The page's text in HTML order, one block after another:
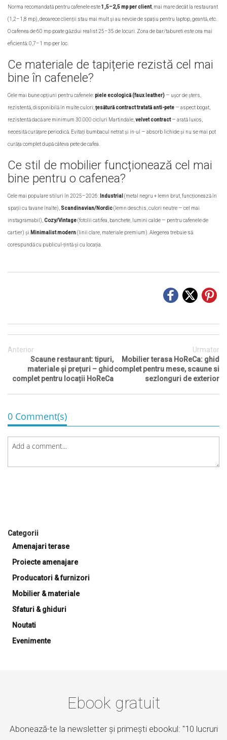
Norma recomandată pentru cafenele este1,5–2,5 mp per client, mai mare decât la restaurant
(1,2–1,8 mp), deoarece clienții stau mai mult și au nevoie de spațiu pentru laptop, geantă, etc.
O cafenea de 60 mp poate găzdui realist 25–35 de locuri. Zona de bar/tabureti este cea mai
eficientă: 0,7–1 mp per loc.
Ce materiale de tapițerie rezistă cel mai
bine în cafenele?
Cele mai bune opțiuni pentru cafenele:piele ecologică (faux leather)— ușor de șters,
rezistentă, disponibilă în multe culori;țesătură contract tratată anti-pete— aspect bogat,
rezistentă dacă are minimum 30.000 cicluri Martindale;velvet contract— arată luxos,
necesită curățare periodică. Evitați bumbacul netrat și in-ul — absorb lichide și nu se mai pot
curăța complet după câteva pete de cafea.
Ce stil de mobilier funcționează cel mai
bine pentru o cafenea?
Cele mai populare stiluri în 2025–2026: Industrial (metal negru + lemn brut, funcționează în
spații cu tavane înalte),Scandinavian/Nordic(lemn deschis, culori neutre — cel mai
instagramabil),Cozy/Vintage(fotolii catifea, banchete, lumini calde — pentru cafenele de
cartier) și Minimalist modern(linii clare, materiale premium). Alegerea trebuie să
corespundă cu publicul-țintă și cu locația.
Anterior
Scaune restaurant: tipuri,
materiale și prețuri – ghid
complet pentru locații HoReCa
Urmator
Mobilier terasa HoReCa: ghid
complet pentru mese, scaune si
sezlonguri de exterior
0 Comment(s)
Categorii
Amenajari terase
Proiecte amenajare
Producatori & furnizori
Mobilier & materiale
Sfaturi & ghiduri
Noutati
Evenimente
Ebook gratuit
Abonează-te la newsletter și primești ebookul: "10 lucruri